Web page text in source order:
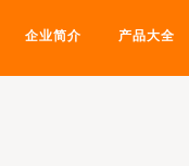
企业简介 产品大全